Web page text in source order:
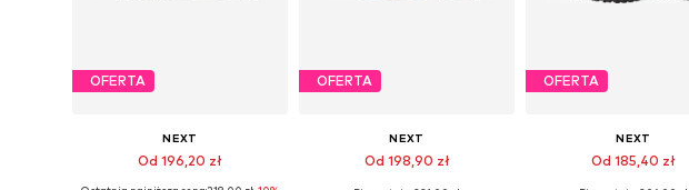
OFERTA
NEXT
Od 196,20 zł
OFERTA
NEXT
Od 198,90 zł
OFERTA
NEXT
Od 185,40 zł